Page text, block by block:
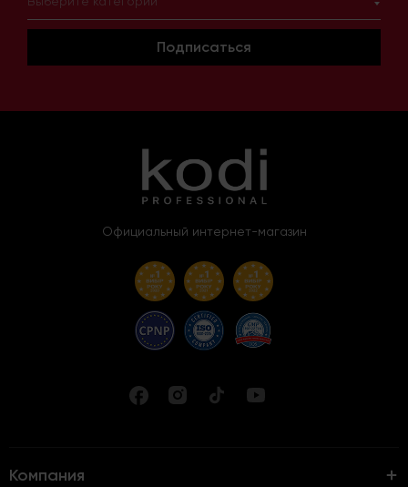
Подписаться
Официальный интернет-магазин
Компания